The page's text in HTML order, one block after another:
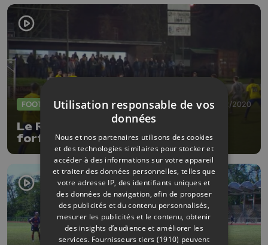
FOOTBALL 03/02/2020
Le RFC Huy inflige un score de
forfait à Ciney
Utilisation responsable de vos
données
Nous et nos partenaires utilisons des cookies
et des technologies similaires pour stocker et
accéder à des informations sur votre appareil
et traiter des données personnelles, telles que
votre adresse IP, des identifiants uniques et
des données de navigation, afin de proposer
des publicités et du contenu personnalisés,
mesurer les publicités et le contenu, obtenir
des insights d’audience et améliorer les
services. Fournisseurs tiers (1910) peuvent